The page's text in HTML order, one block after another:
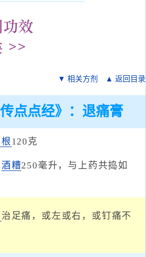
▼ 相关方剂 ▲ 返回目录
传点点经》：退痛膏
120克
酒糟250毫升，与上药共捣如
治足痛，或左或右，或钉痛不